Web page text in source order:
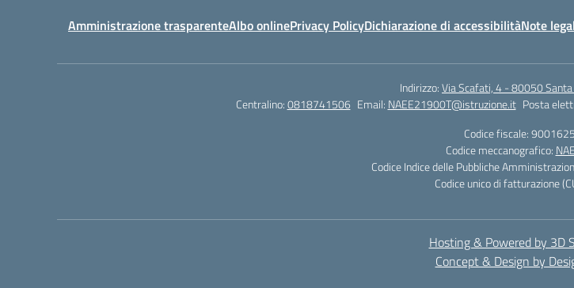
Amministrazione trasparenteAlbo onlinePrivacy PolicyDichiarazione di accessibilitàNote
Indirizzo:Via Scafati, 4 - 80050
Centralino:0818741506 Email: NAEE21900T@istruzione.it Posta
Codice fiscale:
Codice meccanografico:
Codice Indice delle Pubbliche
Codice unico di fatturazione
Hosting & Powered by 3D
Concept & Design by